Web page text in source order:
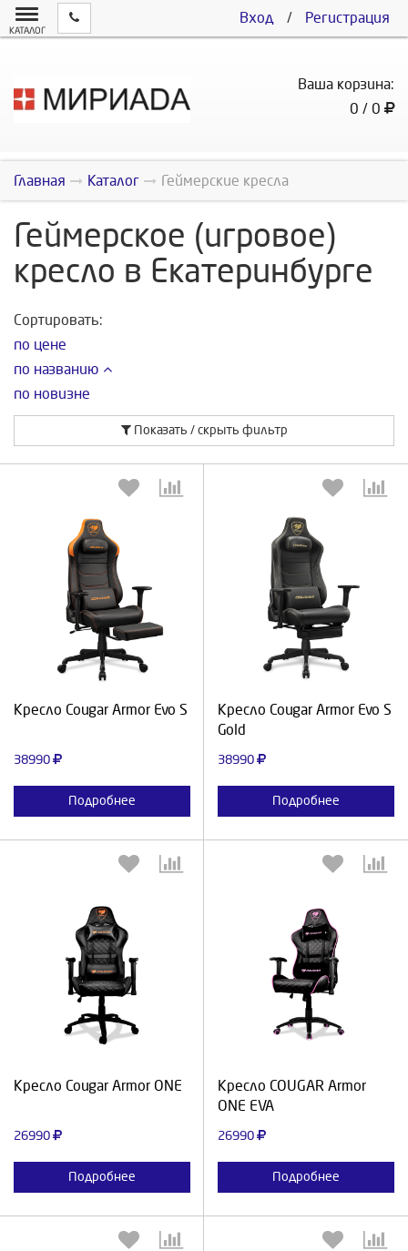
Вход / Регистрация
КАТАЛОГ
Ваша корзина:
0 / 0
Главная Каталог Геймерские кресла
Геймерское (игровое)
кресло в Екатеринбурге
Сортировать:
по цене
по названию
по новизне
Показать / скрыть фильтр
Кресло Cougar Armor Evo S
38990
Подробнее
Выберите количество:
Кресло Cougar Armor Evo S
Gold
38990
Подробнее
Выберите количество:
Кресло Cougar Armor ONE
26990
Подробнее
Выберите количество:
Кресло COUGAR Armor
ONE EVA
26990
Подробнее
Выберите количество: